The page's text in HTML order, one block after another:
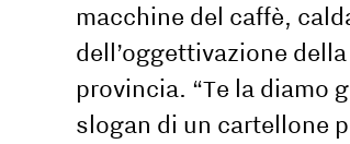
macchine del caffè,
dell’oggettivazione
provincia. “Te la diamo
slogan di un cartellone